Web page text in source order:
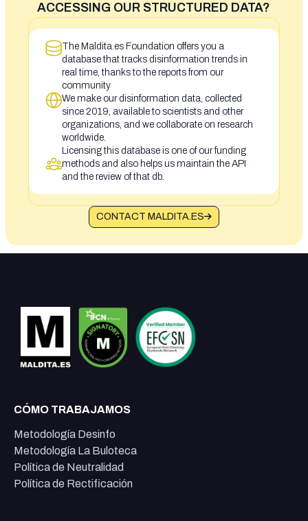
ACCESSING OUR STRUCTURED DATA?
The Maldita.es Foundation offers you a
database that tracks disinformation trends in
real time, thanks to the reports from our
community
We make our disinformation data, collected
since 2019, available to scientists and other
organizations, and we collaborate on research
worldwide.
Licensing this database is one of our funding
methods and also helps us maintain the API
and the review of that db.
CONTACT MALDITA.ES
CÓMO TRABAJAMOS
Metodología Desinfo
Metodología La Buloteca
Política de Neutralidad
Política de Rectificación